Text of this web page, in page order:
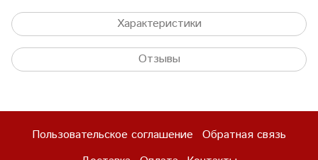
Характеристики
Отзывы
Пользовательское соглашение Обратная связь